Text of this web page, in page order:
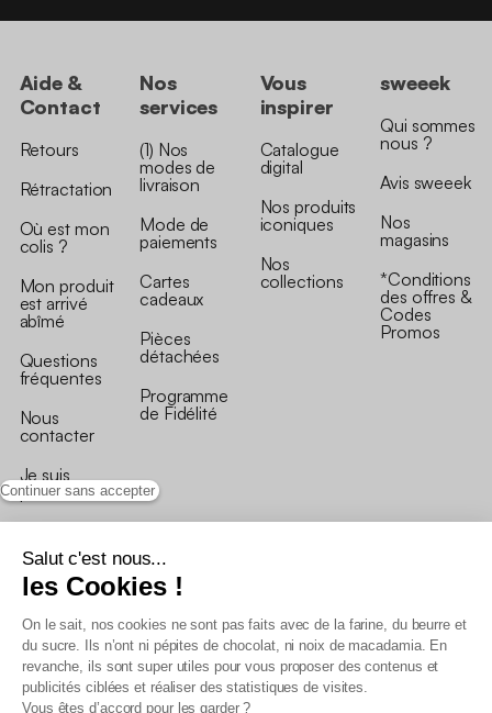
Continuer sans accepter
Salut c'est nous...
les Cookies !
On le sait, nos cookies ne sont pas faits avec de la farine, du beurre et
du sucre. Ils n’ont ni pépites de chocolat, ni noix de macadamia. En
revanche, ils sont super utiles pour vous proposer des contenus et
publicités ciblées et réaliser des statistiques de visites.
Vous êtes d’accord pour les garder ?
Aide &
Contact
Retours
Rétractation
Où est mon
colis ?
Mon produit
est arrivé
abîmé
Questions
fréquentes
Nous
contacter
Je suis
professionnel
Nos
services
(1) Nos
modes de
livraison
Mode de
paiements
Cartes
cadeaux
Pièces
détachées
Programme
de Fidélité
Vous
inspirer
Catalogue
digital
Nos produits
iconiques
Nos
collections
sweeek
Qui sommes
nous ?
Avis sweeek
Nos
magasins
*Conditions
des offres &
Codes
Promos
Conditions générales de vente
Conditions générales du programme de fidélité
Charte de données personnelles
Conditions générales de vente Pro